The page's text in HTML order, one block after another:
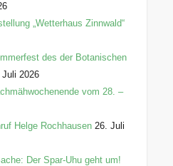
„Wetterhaus Zinnwald“
des der Botanischen
Juli 2026
vom 28. –
Helge Rochhausen 26. Juli
Der Spar-Uhu geht um!